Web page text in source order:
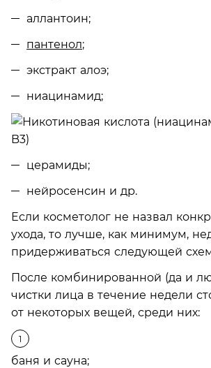
аллантоин;
пантенол;
экстракт алоэ;
ниацинамид;
церамиды;
нейросенсин и др.
Если косметолог не назвал
ухода, то лучше, как минимум,
придерживаться следующей
После комбинированной (да и
чистки лица в течение недели
от некоторых вещей, среди них:
баня и сауна;